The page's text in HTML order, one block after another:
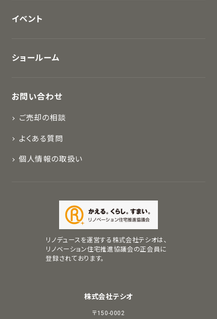
イベント
ショールーム
お問い合わせ
ご売却の相談
よくある質問
個人情報の取扱い
リノデュースを運営する株式会社テシオは、
リノベーション住宅推進協議会の正会員に
登録されております。
株式会社テシオ
〒150-0002